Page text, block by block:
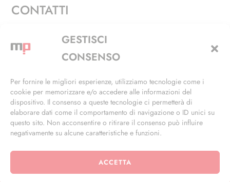
GESTISCI
CONSENSO
Per fornire le migliori esperienze, utilizziamo tecnologie come i
cookie per memorizzare e/o accedere alle informazioni del
dispositivo. Il consenso a queste tecnologie ci permetterà di
elaborare dati come il comportamento di navigazione o ID unici su
questo sito. Non acconsentire o ritirare il consenso può influire
negativamente su alcune caratteristiche e funzioni.
ACCETTA
CONTATTI
Via Alfieri, 27 - Trezzano Sul Naviglio (MI)
+39 02 4846 3155
info@masterphil.it